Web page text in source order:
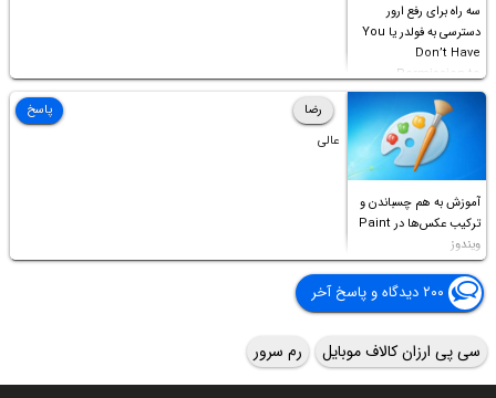
سه راه برای رفع ارور
دسترسی به فولدر یا You
Don’t Have
Permission to
Access this folder
آموزش به هم چسباندن و
ترکیب عکس‌ها در Paint
ویندوز
رضا
عالی
پاسخ
۲۰۰ دیدگاه و پاسخ آخر
سی پی ارزان کالاف موبایل رم سرور